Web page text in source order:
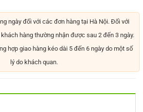
ngày đối với các đơn hàng tại Hà Nội. Đối với
hàng thường nhận được sau 2 đến 3 ngày.
hợp giao hàng kéo dài 5 đến 6 ngày do một số
lý do khách quan.